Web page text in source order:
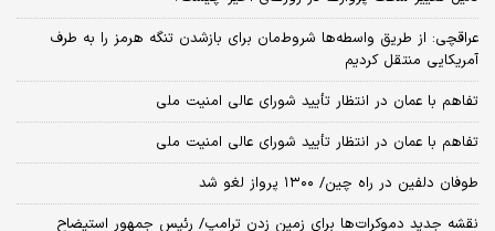
عراقچی: از طریق واسطه‌ها شروط‌مان برای بازشدن تنگه هرمز را به طرف
آمریکایی منتقل کردیم
تفاهم با عمان در انتظار تأیید شورای عالی امنیت ملی
تفاهم با عمان در انتظار تأیید شورای عالی امنیت ملی
طوفان دلفین در راه چین/ ۱۳۰۰ پرواز لغو شد
نقشه جدید دموکرات‌ها برای زمین زدن ترامپ/ رئیس جمهور استیضاح